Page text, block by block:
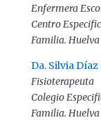
Enfermera
Centro
Familia. Huelva
Da. Silvia
Fisioterapeuta
Colegio
Familia. Huelva